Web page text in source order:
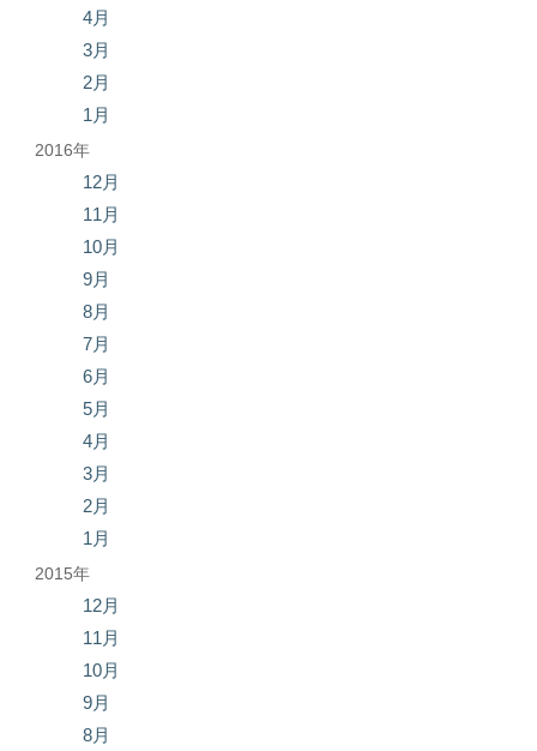
4月
3月
2月
1月
2016年
12月
11月
10月
9月
8月
7月
6月
5月
4月
3月
2月
1月
2015年
12月
11月
10月
9月
8月